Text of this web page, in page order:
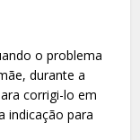
o problema
durante a
corrigi-lo em
indicação para